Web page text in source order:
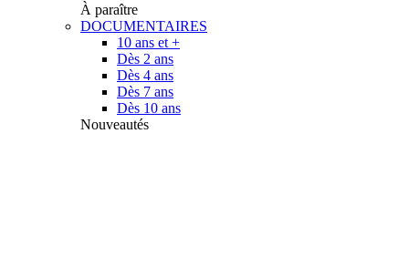
À paraître
DOCUMENTAIRES
10 ans et +
Dès 2 ans
Dès 4 ans
Dès 7 ans
Dès 10 ans
Nouveautés